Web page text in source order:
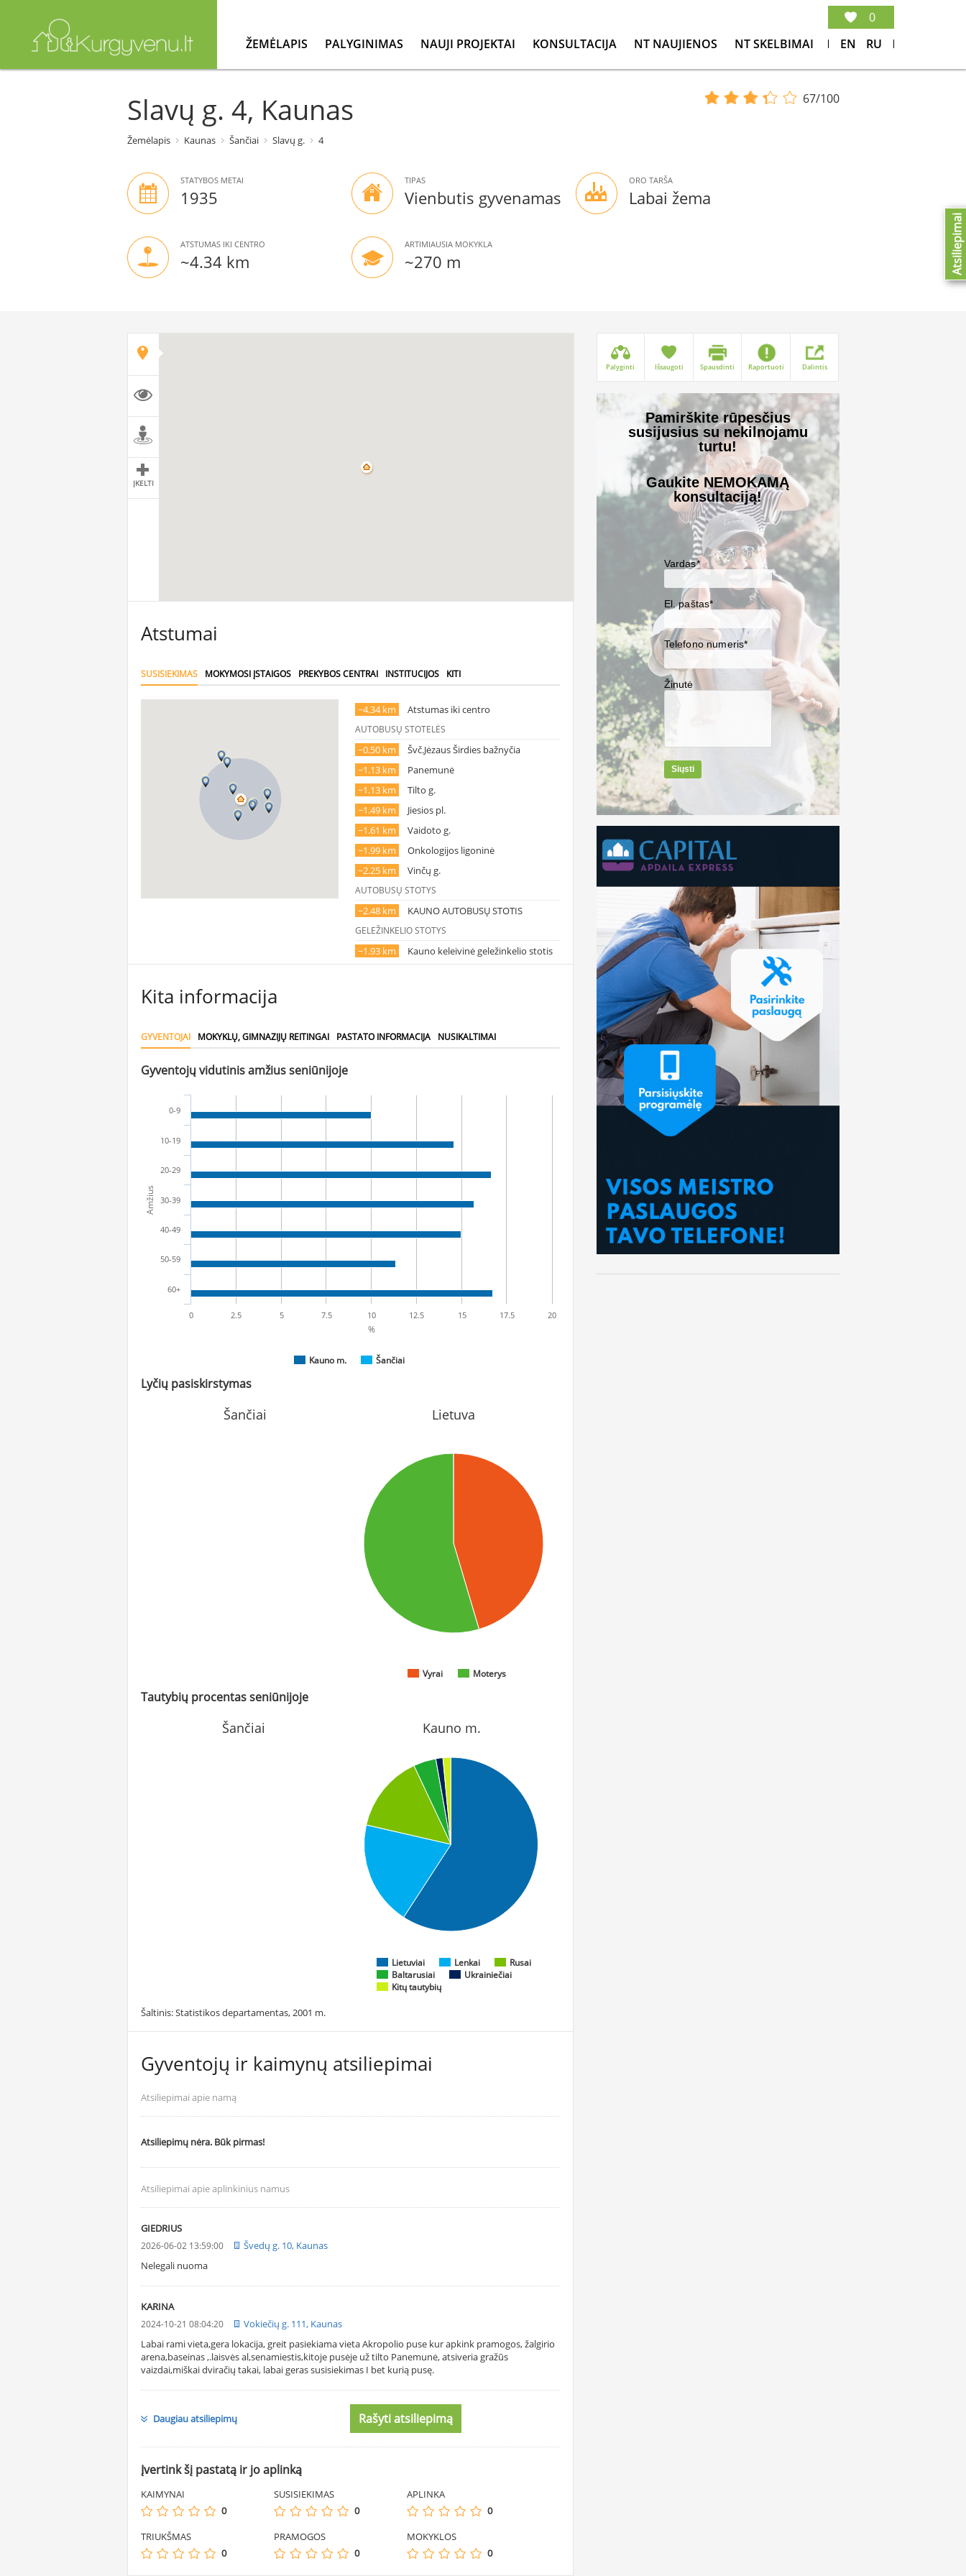
ŽEMĖLAPIS PALYGINIMAS NAUJI PROJEKTAI KONSULTACIJA NT NAUJIENOS NT SKELBIMAI EN RU
0
Slavų g. 4, Kaunas 67/100
Žemėlapis Kaunas Šančiai Slavų g. 4
STATYBOS METAI
1935
TIPAS
Vienbutis gyvenamas
ORO TARŠA
Labai žema
ATSTUMAS IKI CENTRO
~4.34 km
ARTIMIAUSIA MOKYKLA
~270 m
ĮKELTI
Atstumai
SUSISIEKIMAS MOKYMOSI ĮSTAIGOS PREKYBOS CENTRAI INSTITUCIJOS KITI
~4.34 km Atstumas iki centro
AUTOBUSŲ STOTELĖS
~0.50 km
Švč.Jėzaus Širdies bažnyčia
~1.13 km
Panemunė
~1.13 km
Tilto g.
~1.49 km
Jiesios pl.
~1.61 km
Vaidoto g.
~1.99 km
Onkologijos ligoninė
~2.25 km
Vinčų g.
AUTOBUSŲ STOTYS
~2.48 km KAUNO AUTOBUSŲ STOTIS
GELEŽINKELIO STOTYS
~1.93 km Kauno keleivinė geležinkelio stotis
Kita informacija
GYVENTOJAI MOKYKLŲ, GIMNAZIJŲ REITINGAI PASTATO INFORMACIJA NUSIKALTIMAI
Gyventojų vidutinis amžius seniūnijoje
Amžius
%
Kauno m. Šančiai
0-9
10-19
20-29
30-39
40-49
50-59
60+
0 10
2.5 5 7.5 12.5 15 17.5 20
Lyčių pasiskirstymas
Šančiai Lietuva
Vyrai Moterys
Tautybių procentas seniūnijoje
Šančiai Kauno m.
Lietuviai Lenkai
Rusai
Baltarusiai
Ukrainiečiai
Kitų tautybių
Šaltinis: Statistikos departamentas, 2001 m.
Gyventojų ir kaimynų atsiliepimai
Atsiliepimai apie namą
Atsiliepimų nėra. Būk pirmas!
Atsiliepimai apie aplinkinius namus
GIEDRIUS
2026-06-02 13:59:00
Švedų g. 10, Kaunas
Nelegali nuoma
KARINA
2024-10-21 08:04:20
Vokiečių g. 111, Kaunas
Labai rami vieta,gera lokacija, greit pasiekiama vieta Akropolio puse kur apkink pramogos, žalgirio
arena,baseinas ,.laisvės al,senamiestis,kitoje pusėje už tilto Panemunė, atsiveria gražūs
vaizdai,miškai dviračių takai, labai geras susisiekimas I bet kurią pusę.
Daugiau atsiliepimų Rašyti atsiliepimą
Įvertink šį pastatą ir jo aplinką
KAIMYNAI
0
SUSISIEKIMAS
0
APLINKA
0
TRIUKŠMAS
0
PRAMOGOS
0
MOKYKLOS
0
Palyginti Išsaugoti Spausdinti Raportuoti Dalintis
Pamirškite rūpesčius
susijusius su nekilnojamu
turtu!
Gaukite NEMOKAMĄ
konsultaciją!
Vardas*
El. paštas*
Telefono numeris*
Žinutė
Siųsti
Atsiliepimai